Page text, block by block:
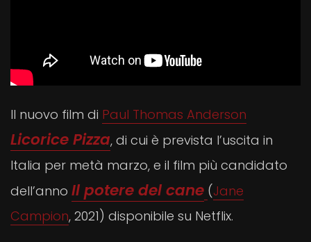
Il nuovo film di Paul Thomas Anderson
Licorice Pizza, di cui è prevista l’uscita in
Italia per metà marzo, e il film più candidato
dell’anno Il potere del cane (Jane
Campion, 2021) disponibile su Netflix.